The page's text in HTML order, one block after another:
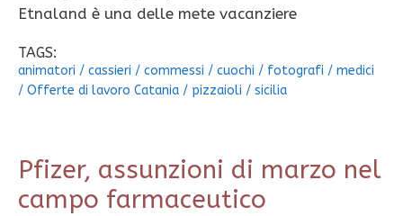
Etnaland è una delle mete vacanziere
TAGS:
animatori / cassieri / commessi / cuochi / fotografi / medici
/ Offerte di lavoro Catania / pizzaioli / sicilia
Pfizer, assunzioni di marzo nel
campo farmaceutico